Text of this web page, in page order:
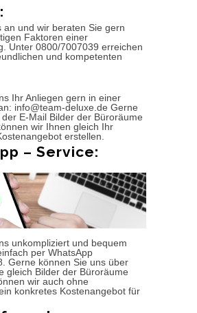
an und wir beraten Sie gern
Faktoren einer
Unter 0800/7007039 erreichen
und kompetenten
Ihr Anliegen gern in einer
info@team-deluxe.de Gerne
E-Mail Bilder der Büroräume
wir Ihnen gleich Ihr
erstellen.
– Service:
unkompliziert und bequem
per WhatsApp
Gerne können Sie uns über
gleich Bilder der Büroräume
wir auch ohne
konkretes Kostenangebot für